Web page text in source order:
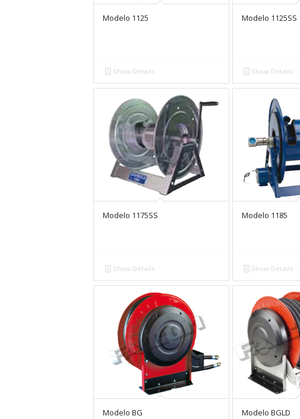
Modelo 1125
Show Details
Modelo 1125SS
Show Details
Modelo 1175SS
Show Details
Modelo 1185
Show Details
Modelo BG Modelo BGLD